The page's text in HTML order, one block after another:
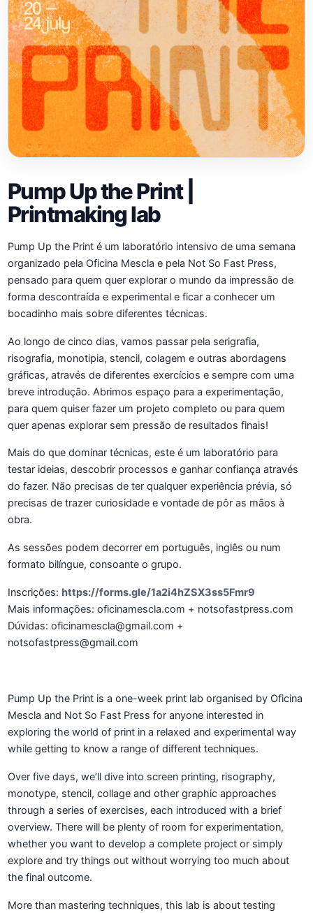
Pump Up the Print |
Printmaking lab
Pump Up the Print é um laboratório intensivo de uma semana
organizado pela Oficina Mescla e pela Not So Fast Press,
pensado para quem quer explorar o mundo da impressão de
forma descontraída e experimental e ficar a conhecer um
bocadinho mais sobre diferentes técnicas.
Ao longo de cinco dias, vamos passar pela serigrafia,
risografia, monotipia, stencil, colagem e outras abordagens
gráficas, através de diferentes exercícios e sempre com uma
breve introdução. Abrimos espaço para a experimentação,
para quem quiser fazer um projeto completo ou para quem
quer apenas explorar sem pressão de resultados finais!
Mais do que dominar técnicas, este é um laboratório para
testar ideias, descobrir processos e ganhar confiança através
do fazer. Não precisas de ter qualquer experiência prévia, só
precisas de trazer curiosidade e vontade de pôr as mãos à
obra.
As sessões podem decorrer em português, inglês ou num
formato bilíngue, consoante o grupo.
Inscrições: https://forms.gle/1a2i4hZSX3ss5Fmr9
Mais informações: oficinamescla.com + notsofastpress.com
Dúvidas: oficinamescla@gmail.com +
notsofastpress@gmail.com
Pump Up the Print is a one-week print lab organised by Oficina
Mescla and Not So Fast Press for anyone interested in
exploring the world of print in a relaxed and experimental way
while getting to know a range of different techniques.
Over five days, we’ll dive into screen printing, risography,
monotype, stencil, collage and other graphic approaches
through a series of exercises, each introduced with a brief
overview. There will be plenty of room for experimentation,
whether you want to develop a complete project or simply
explore and try things out without worrying too much about
the final outcome.
More than mastering techniques, this lab is about testing